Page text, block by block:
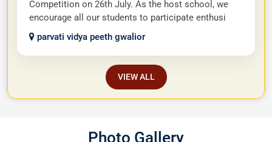
2026
Dear Parents, Greetings ! We are pleased to inform
you that our school is organizing an Interschool
Competition on 26th July. As the host school, we
parvati vidya peeth gwalior